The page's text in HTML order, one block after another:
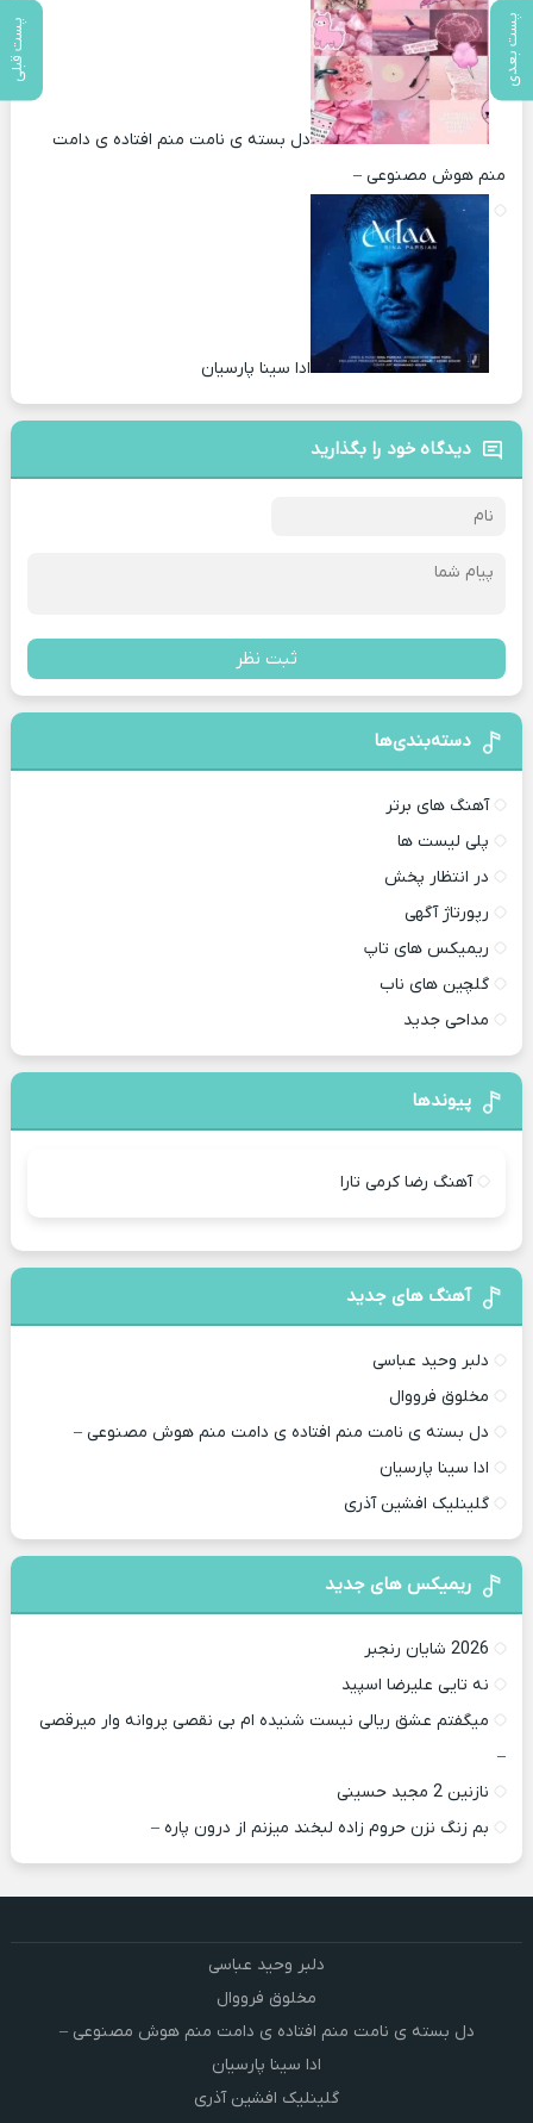
پست بعدی پست قبلی
دل بسته ی نامت منم افتاده ی دامت
منم هوش مصنوعی –
ادا سینا پارسیان
دیدگاه خود را بگذارید
ثبت نظر
دسته‌بندی‌ها
آهنگ های برتر
پلی لیست ها
در انتظار پخش
رپورتاژ آگهی
ریمیکس های تاپ
گلچین های ناب
مداحی جدید
پیوندها
آهنگ رضا کرمی تارا
آهنگ های جدید
دلبر وحید عباسی
مخلوق فرووال
دل بسته ی نامت منم افتاده ی دامت منم هوش مصنوعی –
ادا سینا پارسیان
گلینلیک افشین آذری
ریمیکس های جدید
2026 شایان رنجبر
نه تایی علیرضا اسپید
میگفتم عشق ریالی نیست شنیده ام بی نقصی پروانه وار میرقصی
–
نازنین 2 مجید حسینی
بم زنگ نزن حروم زاده لبخند میزنم از درون پاره –
دلبر وحید عباسی
مخلوق فرووال
دل بسته ی نامت منم افتاده ی دامت منم هوش مصنوعی –
ادا سینا پارسیان
گلینلیک افشین آذری